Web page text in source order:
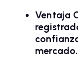
Ventaja
mercado.